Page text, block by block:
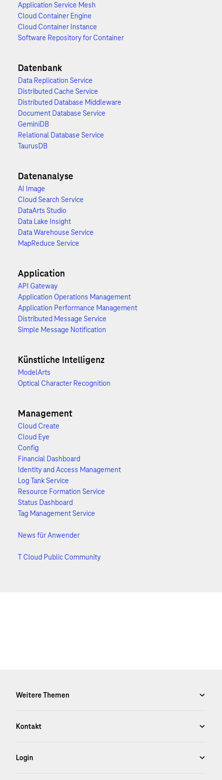
Application Service Mesh
Cloud Container Engine
Cloud Container Instance
Software Repository for Container
Datenbank
Data Replication Service
Distributed Cache Service
Distributed Database Middleware
Document Database Service
GeminiDB
Relational Database Service
TaurusDB
Datenanalyse
AI Image
Cloud Search Service
DataArts Studio
Data Lake Insight
Data Warehouse Service
MapReduce Service
Application
API Gateway
Application Operations Management
Application Performance Management
Distributed Message Service
Simple Message Notification
Künstliche Intelligenz
ModelArts
Optical Character Recognition
Management
Cloud Create
Cloud Eye
Config
Financial Dashboard
Identity and Access Management
Log Tank Service
Resource Formation Service
Status Dashboard
Tag Management Service
News für Anwender
T Cloud Public Community